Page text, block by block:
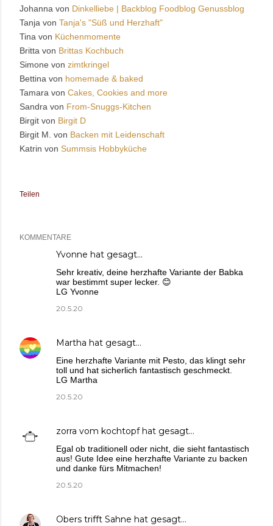
Johanna von Dinkelliebe | Backblog Foodblog Genussblog
Tanja von Tanja's "Süß und Herzhaft"
Tina von Küchenmomente
Britta von Brittas Kochbuch
Simone von zimtkringel
Bettina von homemade & baked
Tamara von Cakes, Cookies and more
Sandra von From-Snuggs-Kitchen
Birgit von Birgit D
Birgit M. von Backen mit Leidenschaft
Katrin von Summsis Hobbyküche
Teilen
KOMMENTARE
Yvonne hat gesagt…
Sehr kreativ, deine herzhafte Variante der Babka
war bestimmt super lecker. 😊
LG Yvonne
20.5.20
Martha hat gesagt…
Eine herzhafte Variante mit Pesto, das klingt sehr
toll und hat sicherlich fantastisch geschmeckt.
LG Martha
20.5.20
zorra vom kochtopfhat gesagt…
Egal ob traditionell oder nicht, die sieht fantastisch
aus! Gute Idee eine herzhafte Variante zu backen
und danke fürs Mitmachen!
20.5.20
Obers trifft Sahne hat gesagt…